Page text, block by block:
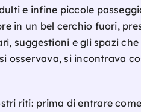
e infine piccole
in un bel cerchio fuori,
suggestioni e gli spazi
osservava, si incontrava
riti: prima di entrare